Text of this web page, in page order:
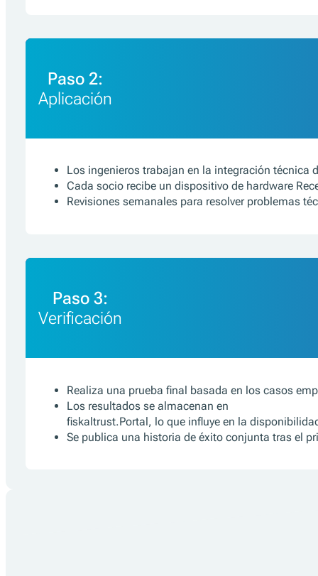
Paso 2:
Aplicación
Los ingenieros trabajan en la integración técnica
Cada socio recibe un dispositivo de hardware
Revisiones semanales para resolver problemas
Paso 3:
Verificación
Realiza una prueba final basada en los casos
Los resultados se almacenan en
fiskaltrust.Portal, lo que influye en la
Se publica una historia de éxito conjunta tras el